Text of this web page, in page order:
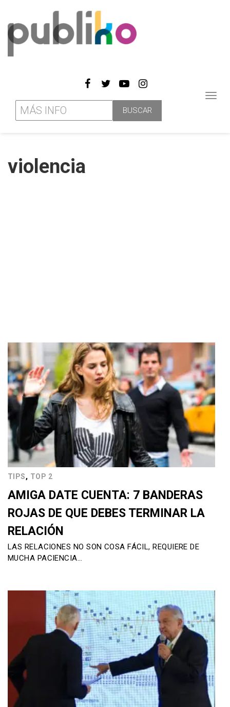
violencia
TIPS, TOP 2
AMIGA DATE CUENTA: 7 BANDERAS
ROJAS DE QUE DEBES TERMINAR LA
RELACIÓN
LAS RELACIONES NO SON COSA FÁCIL, REQUIERE DE
MUCHA PACIENCIA…